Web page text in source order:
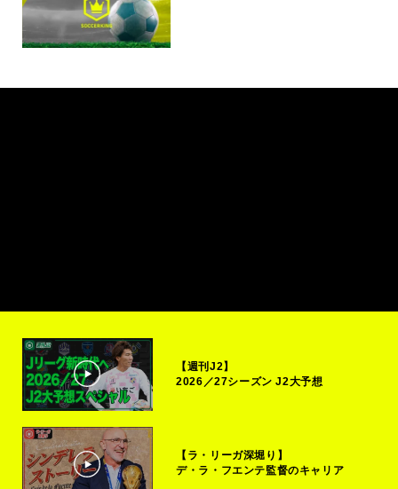
【週刊J2】
2026／27シーズン J2大予想
【ラ・リーガ深堀り】
デ・ラ・フエンテ監督のキャリア